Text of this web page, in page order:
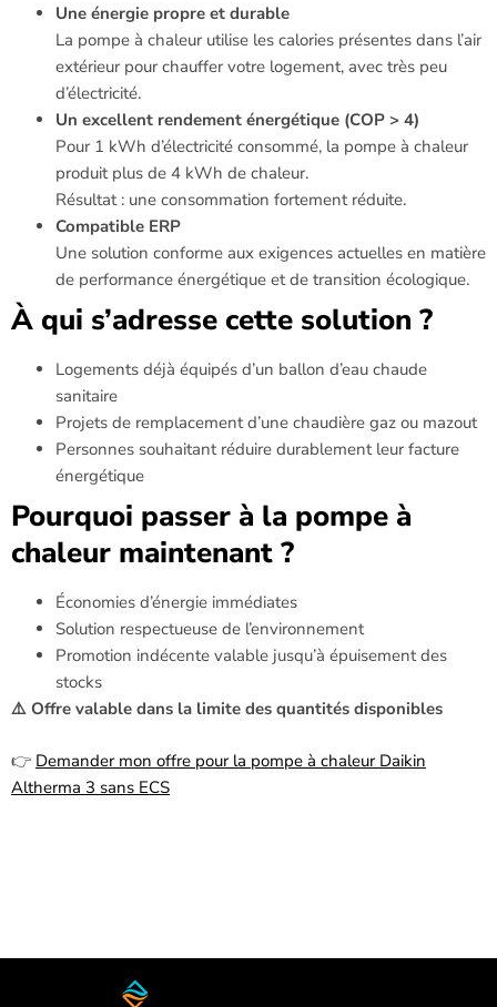
Une énergie propre et durable
La pompe à chaleur utilise les calories présentes dans l’air
extérieur pour chauffer votre logement, avec très peu
d’électricité.
Un excellent rendement énergétique (COP > 4)
Pour 1 kWh d’électricité consommé, la pompe à chaleur
produit plus de 4 kWh de chaleur.
Résultat : une consommation fortement réduite.
Compatible ERP
Une solution conforme aux exigences actuelles en matière
de performance énergétique et de transition écologique.
À qui s’adresse cette solution ?
Logements déjà équipés d’un ballon d’eau chaude
sanitaire
Projets de remplacement d’une chaudière gaz ou mazout
Personnes souhaitant réduire durablement leur facture
énergétique
Pourquoi passer à la pompe à
chaleur maintenant ?
Économies d’énergie immédiates
Solution respectueuse de l’environnement
Promotion indécente valable jusqu’à épuisement des
stocks
⚠️ Offre valable dans la limite des quantités disponibles
👉 Demander mon offre pour la pompe à chaleur Daikin
Altherma 3 sans ECS